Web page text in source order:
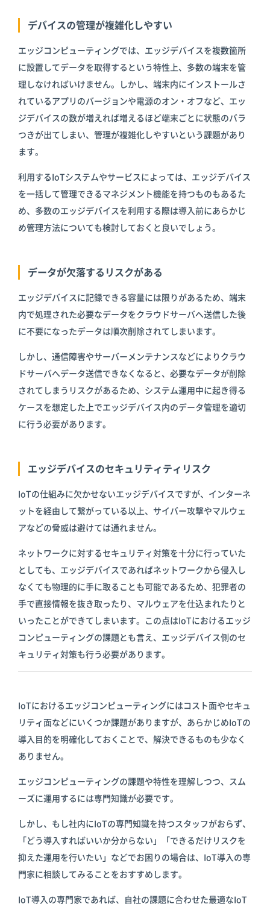
デバイスの管理が複雑化しやすい
エッジコンピューティングでは、エッジデバイスを複数箇所
に設置してデータを取得するという特性上、多数の端末を管
理しなければいけません。しかし、端末内にインストールさ
れているアプリのバージョンや電源のオン・オフなど、エッ
ジデバイスの数が増えれば増えるほど端末ごとに状態のバラ
つきが出てしまい、管理が複雑化しやすいという課題があり
ます。
利用するIoTシステムやサービスによっては、エッジデバイス
を一括して管理できるマネジメント機能を持つものもあるた
め、多数のエッジデバイスを利用する際は導入前にあらかじ
め管理方法についても検討しておくと良いでしょう。
データが欠落するリスクがある
エッジデバイスに記録できる容量には限りがあるため、端末
内で処理された必要なデータをクラウドサーバへ送信した後
に不要になったデータは順次削除されてしまいます。
しかし、通信障害やサーバーメンテナンスなどによりクラウ
ドサーバへデータ送信できなくなると、必要なデータが削除
されてしまうリスクがあるため、システム運用中に起き得る
ケースを想定した上でエッジデバイス内のデータ管理を適切
に行う必要があります。
エッジデバイスのセキュリティティリスク
IoTの仕組みに欠かせないエッジデバイスですが、インターネ
ットを経由して繋がっている以上、サイバー攻撃やマルウェ
アなどの脅威は避けては通れません。
ネットワークに対するセキュリティ対策を十分に行っていた
としても、エッジデバイスであればネットワークから侵入し
なくても物理的に手に取ることも可能であるため、犯罪者の
手で直接情報を抜き取ったり、マルウェアを仕込まれたりと
いったことができてしまいます。この点はIoTにおけるエッジ
コンピューティングの課題とも言え、エッジデバイス側のセ
キュリティ対策も行う必要があります。
IoTにおけるエッジコンピューティングにはコスト面やセキュ
リティ面などにいくつか課題がありますが、あらかじめIoTの
導入目的を明確化しておくことで、解決できるものも少なく
ありません。
エッジコンピューティングの課題や特性を理解しつつ、スム
ーズに運用するには専門知識が必要です。
しかし、もし社内にIoTの専門知識を持つスタッフがおらず、
「どう導入すればいいか分からない」「できるだけリスクを
抑えた運用を行いたい」などでお困りの場合は、IoT導入の専
門家に相談してみることをおすすめします。
IoT導入の専門家であれば、自社の課題に合わせた最適なIoT